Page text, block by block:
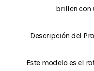
brillen con
Descripción del
Este modelo es el